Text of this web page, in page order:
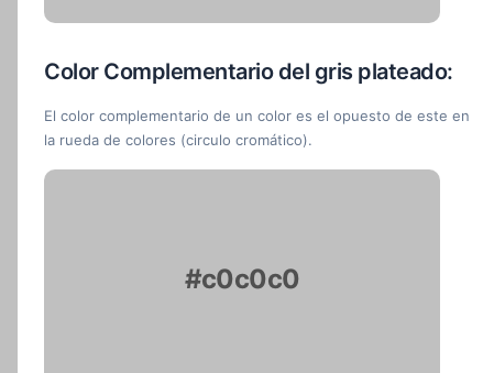
Color Complementario del gris plateado:
El color complementario de un color es el opuesto de este en
la rueda de colores (circulo cromático).
#c0c0c0